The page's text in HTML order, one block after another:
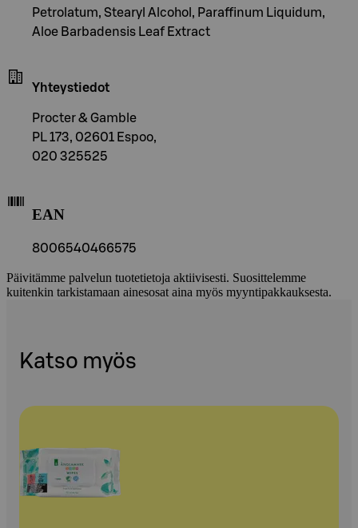
Petrolatum, Stearyl Alcohol, Paraffinum Liquidum,
Aloe Barbadensis Leaf Extract
Yhteystiedot
Procter & Gamble
PL 173, 02601 Espoo,
020 325525
EAN
8006540466575
Päivitämme palvelun tuotetietoja aktiivisesti. Suosittelemme
kuitenkin tarkistamaan ainesosat aina myös myyntipakkauksesta.
Katso myös